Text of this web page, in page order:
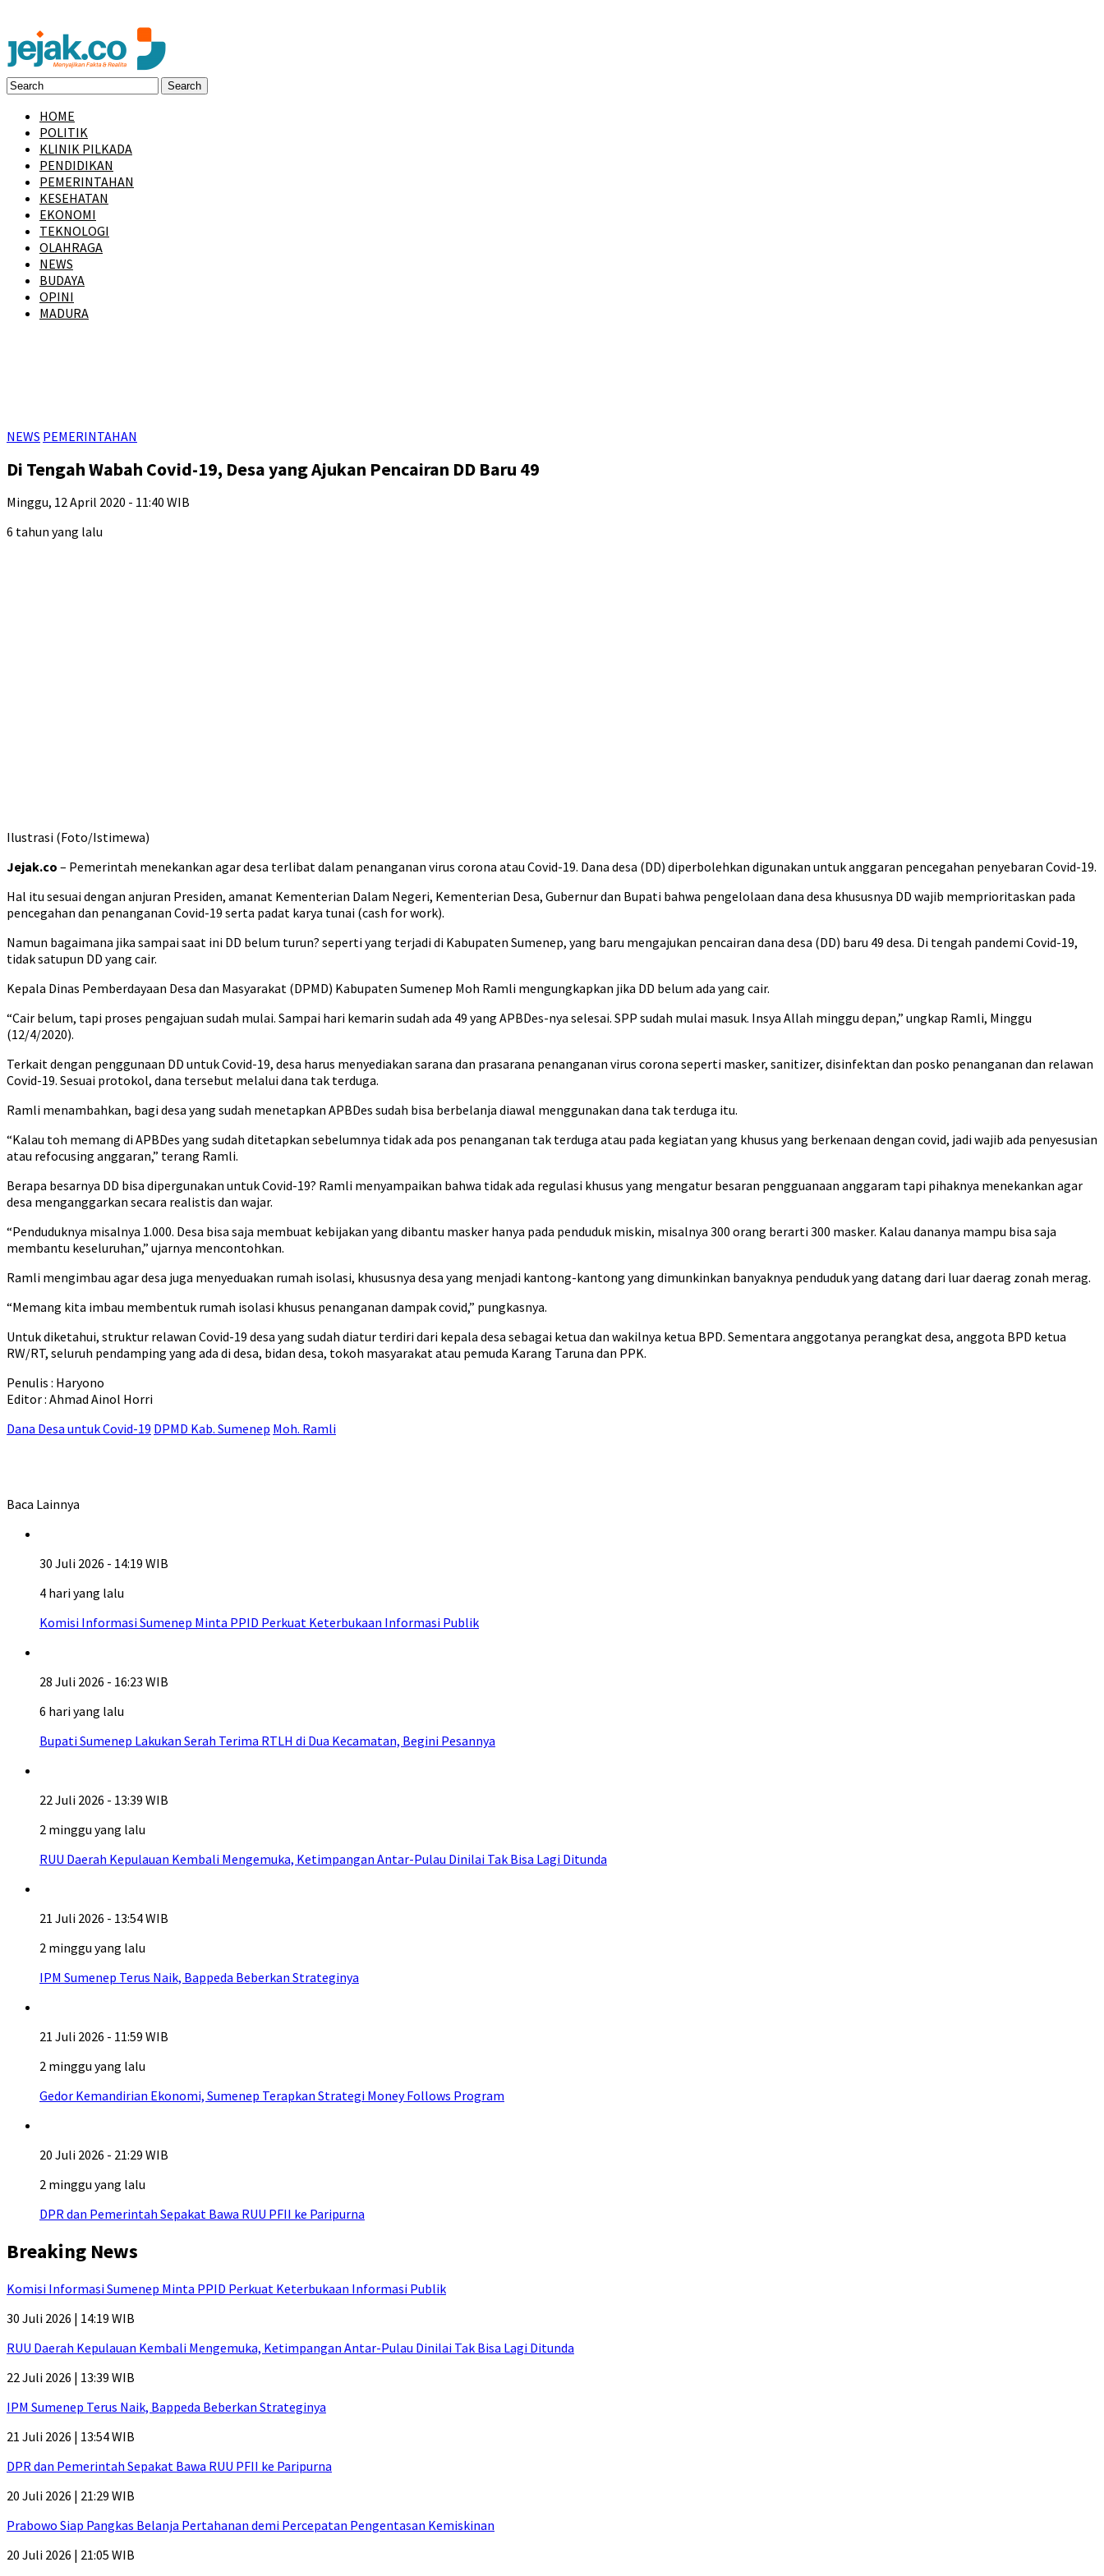
HOME
POLITIK
KLINIK PILKADA
PENDIDIKAN
PEMERINTAHAN
KESEHATAN
EKONOMI
TEKNOLOGI
OLAHRAGA
NEWS
BUDAYA
OPINI
MADURA
NEWS PEMERINTAHAN
Di Tengah Wabah Covid-19, Desa yang Ajukan Pencairan DD Baru 49
Minggu, 12 April 2020 - 11:40 WIB
6 tahun yang lalu
Ilustrasi (Foto/Istimewa)
Jejak.co – Pemerintah menekankan agar desa terlibat dalam penanganan virus corona atau Covid-19. Dana desa (DD) diperbolehkan digunakan untuk anggaran pencegahan penyebaran Covid-19.
Hal itu sesuai dengan anjuran Presiden, amanat Kementerian Dalam Negeri, Kementerian Desa, Gubernur dan Bupati bahwa pengelolaan dana desa khususnya DD wajib memprioritaskan pada
pencegahan dan penanganan Covid-19 serta padat karya tunai (cash for work).
Namun bagaimana jika sampai saat ini DD belum turun? seperti yang terjadi di Kabupaten Sumenep, yang baru mengajukan pencairan dana desa (DD) baru 49 desa. Di tengah pandemi Covid-19,
tidak satupun DD yang cair.
Kepala Dinas Pemberdayaan Desa dan Masyarakat (DPMD) Kabupaten Sumenep Moh Ramli mengungkapkan jika DD belum ada yang cair.
“Cair belum, tapi proses pengajuan sudah mulai. Sampai hari kemarin sudah ada 49 yang APBDes-nya selesai. SPP sudah mulai masuk. Insya Allah minggu depan,” ungkap Ramli, Minggu
(12/4/2020).
Terkait dengan penggunaan DD untuk Covid-19, desa harus menyediakan sarana dan prasarana penanganan virus corona seperti masker, sanitizer, disinfektan dan posko penanganan dan relawan
Covid-19. Sesuai protokol, dana tersebut melalui dana tak terduga.
Ramli menambahkan, bagi desa yang sudah menetapkan APBDes sudah bisa berbelanja diawal menggunakan dana tak terduga itu.
“Kalau toh memang di APBDes yang sudah ditetapkan sebelumnya tidak ada pos penanganan tak terduga atau pada kegiatan yang khusus yang berkenaan dengan covid, jadi wajib ada penyesusian
atau refocusing anggaran,” terang Ramli.
Berapa besarnya DD bisa dipergunakan untuk Covid-19? Ramli menyampaikan bahwa tidak ada regulasi khusus yang mengatur besaran pengguanaan anggaram tapi pihaknya menekankan agar
desa menganggarkan secara realistis dan wajar.
“Penduduknya misalnya 1.000. Desa bisa saja membuat kebijakan yang dibantu masker hanya pada penduduk miskin, misalnya 300 orang berarti 300 masker. Kalau dananya mampu bisa saja
membantu keseluruhan,” ujarnya mencontohkan.
Ramli mengimbau agar desa juga menyeduakan rumah isolasi, khususnya desa yang menjadi kantong-kantong yang dimunkinkan banyaknya penduduk yang datang dari luar daerag zonah merag.
“Memang kita imbau membentuk rumah isolasi khusus penanganan dampak covid,” pungkasnya.
Untuk diketahui, struktur relawan Covid-19 desa yang sudah diatur terdiri dari kepala desa sebagai ketua dan wakilnya ketua BPD. Sementara anggotanya perangkat desa, anggota BPD ketua
RW/RT, seluruh pendamping yang ada di desa, bidan desa, tokoh masyarakat atau pemuda Karang Taruna dan PPK.
Penulis : Haryono
Editor : Ahmad Ainol Horri
Dana Desa untuk Covid-19 DPMD Kab. Sumenep Moh. Ramli
Baca Lainnya
30 Juli 2026 - 14:19 WIB
4 hari yang lalu
Komisi Informasi Sumenep Minta PPID Perkuat Keterbukaan Informasi Publik
28 Juli 2026 - 16:23 WIB
6 hari yang lalu
Bupati Sumenep Lakukan Serah Terima RTLH di Dua Kecamatan, Begini Pesannya
22 Juli 2026 - 13:39 WIB
2 minggu yang lalu
RUU Daerah Kepulauan Kembali Mengemuka, Ketimpangan Antar-Pulau Dinilai Tak Bisa Lagi Ditunda
21 Juli 2026 - 13:54 WIB
2 minggu yang lalu
IPM Sumenep Terus Naik, Bappeda Beberkan Strateginya
21 Juli 2026 - 11:59 WIB
2 minggu yang lalu
Gedor Kemandirian Ekonomi, Sumenep Terapkan Strategi Money Follows Program
20 Juli 2026 - 21:29 WIB
2 minggu yang lalu
DPR dan Pemerintah Sepakat Bawa RUU PFII ke Paripurna
Breaking News
Komisi Informasi Sumenep Minta PPID Perkuat Keterbukaan Informasi Publik
30 Juli 2026 | 14:19 WIB
RUU Daerah Kepulauan Kembali Mengemuka, Ketimpangan Antar-Pulau Dinilai Tak Bisa Lagi Ditunda
22 Juli 2026 | 13:39 WIB
IPM Sumenep Terus Naik, Bappeda Beberkan Strateginya
21 Juli 2026 | 13:54 WIB
DPR dan Pemerintah Sepakat Bawa RUU PFII ke Paripurna
20 Juli 2026 | 21:29 WIB
Prabowo Siap Pangkas Belanja Pertahanan demi Percepatan Pengentasan Kemiskinan
20 Juli 2026 | 21:05 WIB